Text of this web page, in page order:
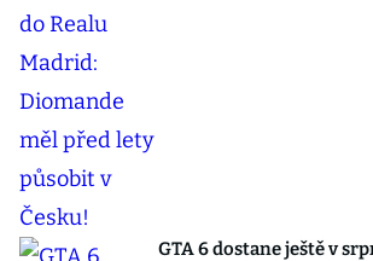
GTA 6 dostane ještě v